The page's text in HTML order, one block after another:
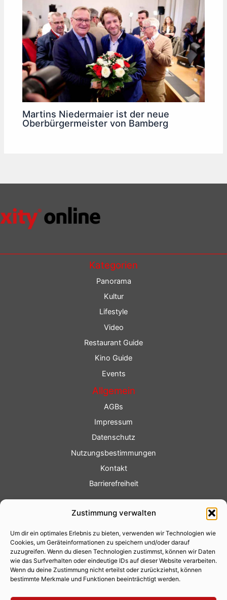
Zustimmung verwalten
Um dir ein optimales Erlebnis zu bieten, verwenden wir Technologien wie
Cookies, um Geräteinformationen zu speichern und/oder darauf
zuzugreifen. Wenn du diesen Technologien zustimmst, können wir Daten
wie das Surfverhalten oder eindeutige IDs auf dieser Website verarbeiten.
Wenn du deine Zustimmung nicht erteilst oder zurückziehst, können
bestimmte Merkmale und Funktionen beeinträchtigt werden.
Martins Niedermaier ist der neue
Oberbürgermeister von Bamberg
Kategorien
Panorama
Kultur
Lifestyle
Video
Restaurant Guide
Kino Guide
Events
Allgemein
AGBs
Impressum
Datenschutz
Nutzungsbestimmungen
Kontakt
Barrierefreiheit
Fotoservice
Videoservice
Werbung
Contenterstellung
Lokalnachrichten